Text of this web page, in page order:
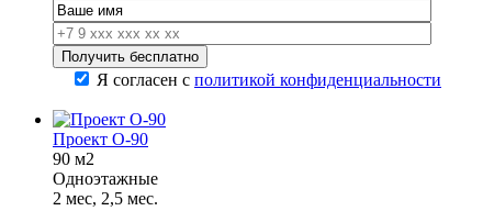
Я согласен с политикой конфиденциальности
Проект О-90
90 м2
Одноэтажные
2 мес, 2,5 мес.